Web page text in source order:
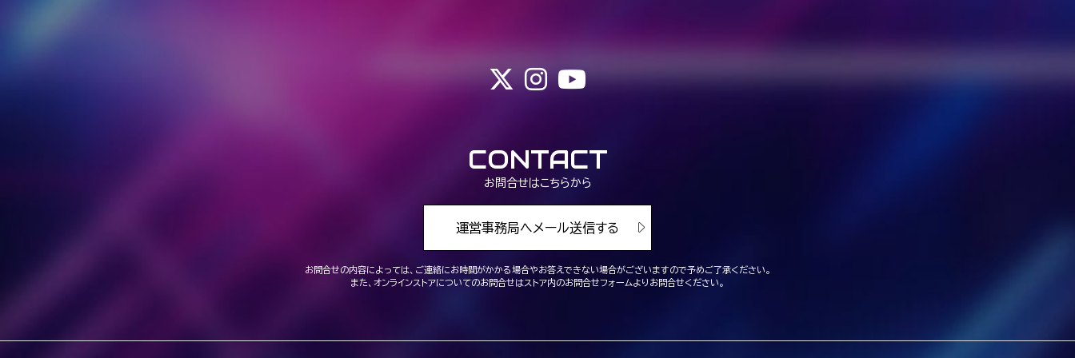
CONTACT
お問合せはこちらから
運営事務局へメール送信する
お問合せの内容によっては、ご連絡にお時間がかかる場合やお答えできない場合がございますので予めご了承ください。
また、オンラインストアについてのお問合せはストア内のお問合せフォームよりお問合せください。